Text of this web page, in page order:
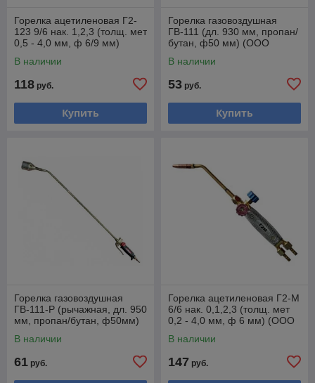
Горелка ацетиленовая Г2-
123 9/6 нак. 1,2,3 (толщ. мет
0,5 - 4,0 мм, ф 6/9 мм)
В наличии
118 руб.
Купить
Горелка газовоздушная
ГВ-111 (дл. 930 мм, пропан/
бутан, ф50 мм) (ООО
В наличии
53 руб.
Купить
Горелка газовоздушная
ГВ-111-Р (рычажная, дл. 950
мм, пропан/бутан, ф50мм)
В наличии
61 руб.
Горелка ацетиленовая Г2-М
6/6 нак. 0,1,2,3 (толщ. мет
0,2 - 4,0 мм, ф 6 мм) (ООО
В наличии
147 руб.